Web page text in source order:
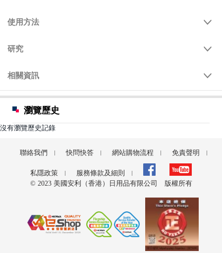
使用方法
研究
相關資訊
瀏覽歷史
沒有瀏覽歷史記錄
聯絡我們 快問快答 網站購物流程 免責聲明
私隱政策
服務條款及細則
© 2023 美國安利（香港）日用品有限公司 版權所有